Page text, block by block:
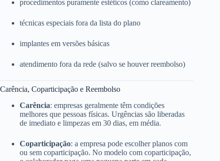
procedimentos puramente estéticos (como clareamento)
técnicas especiais fora da lista do plano
implantes em versões básicas
atendimento fora da rede (salvo se houver reembolso)
Carência, Coparticipação e Reembolso
Carência: empresas geralmente têm condições
melhores que pessoas físicas. Urgências são liberadas
de imediato e limpezas em 30 dias, em média.
Coparticipação: a empresa pode escolher planos com
ou sem coparticipação. No modelo com coparticipação,